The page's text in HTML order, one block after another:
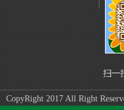
CopyRight 2017 All Right